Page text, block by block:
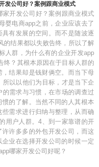
发公司好？案例跟商业模式
家开发公司好？案例跟商业模式
婴电商app之前，企业应该去了
有发展的空间。而不是随波逐
的结果都以失败告终，所以了解
人群，为什么有的企业开发app
终？其根本原因在于目标人群的
结果却是钱财俩空。而当下母
以以他们为目标，才是当下企
需求与习惯，在市场的调查过
的了解。当然不同的人其根本
需求进行归纳与整理，从而确
用户人群。4、到一家靠谱的开
许多多的外包开发公司，而这
业在选择开发公司的时候一定
哪家开发公司好呢？